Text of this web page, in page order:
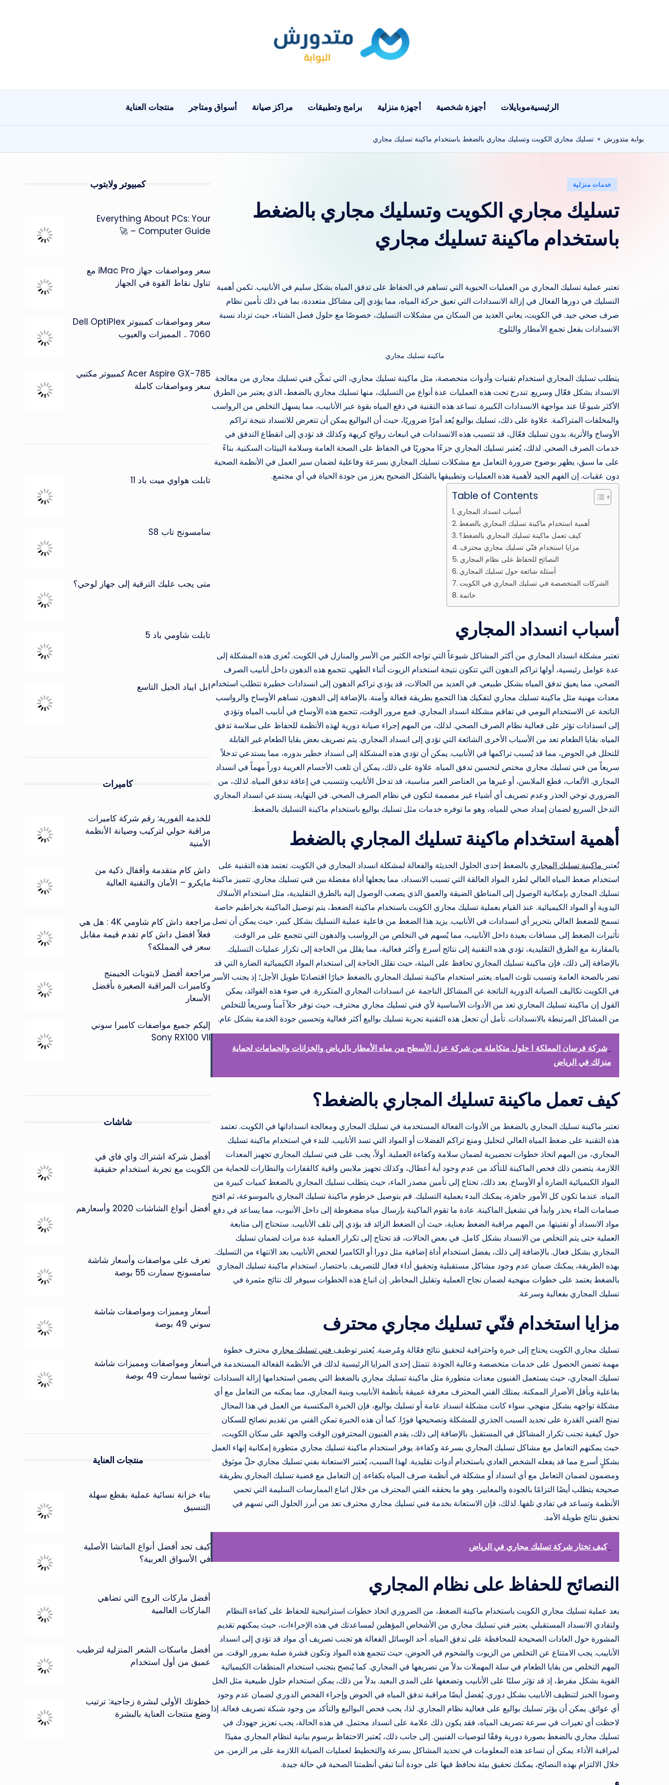
بوا
دو
ش
تعرف
المنزلية
والموبايلات
الرئيسيةموبايلات أجهزة شخصية أجهزة منزلية برامج وتطبيقات مراكز صيانة أسواق ومتاجر منتجات العناية
بوابة متدورش » تسليك مجاري الكويت وتسليك مجاري بالضغط باستخدام ماكينة تسليك مجاري
نُشرخدمات منزلية
تسليك مجاري الكويت وتسليك مجاري بالضغط
باستخدام ماكينة تسليك مجاري
تعتبر عملية تسليك المجاري من العمليات الحيوية التي تساهم في الحفاظ على تدفق المياه بشكل سليم في الأنابيب. تكمن أهمية
التسليك في دورها الفعال في إزالة الانسدادات التي تعيق حركة المياه، مما يؤدي إلى مشاكل متعددة، بما في ذلك تأمين نظام
صرف صحي جيد. في الكويت، يعاني العديد من السكان من مشكلات التسليك، خصوصًا مع حلول فصل الشتاء، حيث تزداد نسبة
الانسدادات بفعل تجمع الأمطار والثلوج.
ماكينة تسليك مجاري
يتطلب تسليك المجاري استخدام تقنيات وأدوات متخصصة، مثل ماكينة تسليك مجاري، التي تمكّن فني تسليك مجاري من معالجة
الانسداد بشكل فعّال وسريع. تندرج تحت هذه العمليات عدة أنواع من التسليك، منها تسليك مجاري بالضغط، الذي يعتبر من الطرق
الأكثر شيوعًا عند مواجهة الانسدادات الكبيرة. تساعد هذه التقنية في دفع المياه بقوة عبر الأنابيب، مما يسهل التخلص من الرواسب
والمخلفات المتراكمة. علاوة على ذلك، تسليك بواليع يُعد أمرًا ضروريًا، حيث أن البواليع يمكن أن تتعرض للانسداد نتيجة تراكم
الأوساخ والأتربة. بدون تسليك فعّال، قد تتسبب هذه الانسدادات في انبعاث روائح كريهة وكذلك قد تؤدي إلى انقطاع التدفق في
خدمات الصرف الصحي. لذلك، يُعتبر تسليك المجاري جزءًا محوريًا في الحفاظ على الصحة العامة وسلامة البيئات السكنية. بناءً
على ما سبق، يظهر بوضوح ضرورة التعامل مع مشكلات تسليك المجاري بسرعة وفاعلية لضمان سير العمل في الأنظمة الصحية
دون عقبات. إن الفهم الجيد لأهمية هذه العمليات وتطبيقها بالشكل الصحيح يعزز من جودة الحياة في أي مجتمع.
Table of Contents
أسباب انسداد المجاري
أهمية استخدام ماكينة تسليك المجاري بالضغط
كيف تعمل ماكينة تسليك المجاري بالضغط؟
مزايا استخدام فنّي تسليك مجاري محترف
النصائح للحفاظ على نظام المجاري
أسئلة شائعة حول تسليك المجاري
الشركات المتخصصة في تسليك المجاري في الكويت
خاتمة
أسباب انسداد المجاري
تعتبر مشكلة انسداد المجاري من أكثر المشاكل شيوعاً التي تواجه الكثير من الأسر والمنازل في الكويت. تُعزى هذه المشكلة إلى
عدة عوامل رئيسية، أولها تراكم الدهون التي تتكون نتيجة استخدام الزيوت أثناء الطهي. تتجمع هذه الدهون داخل أنابيب الصرف
الصحي، مما يعيق تدفق المياه بشكل طبيعي. في العديد من الحالات، قد يؤدي تراكم الدهون إلى انسدادات خطيرة تتطلب استخدام
معدات مهنية مثل ماكينة تسليك مجاري لتفكيك هذا التجمع بطريقة فعالة وآمنة. بالإضافة إلى الدهون، تساهم الأوساخ والرواسب
الناتجة عن الاستخدام اليومي في تفاقم مشكلة انسداد المجاري. فمع مرور الوقت، تتجمع هذه الأوساخ في أنابيب المياه وتؤدي
إلى انسدادات تؤثر على فعالية نظام الصرف الصحي. لذلك، من المهم إجراء صيانة دورية لهذه الأنظمة للحفاظ على سلاسة تدفق
المياه. بقايا الطعام تعد من الأسباب الأخرى الشائعة التي تؤدي إلى انسداد المجاري. يتم تصريف بعض بقايا الطعام غير القابلة
للتحلل في الحوض، مما قد يُسبب تراكمها في الأنابيب. يمكن أن تؤدي هذه المشكلة إلى انسداد خطير بدوره، مما يستدعي تدخلاً
سريعاً من فني تسليك مجاري مختص لتحسين تدفق المياه. علاوة على ذلك، يمكن أن تلعب الأجسام الغريبة دوراً مهماً في انسداد
المجاري. الألعاب، قطع الملابس، أو غيرها من العناصر الغير مناسبة، قد تدخل الأنابيب وتتسبب في إعاقة تدفق المياه. لذلك، من
الضروري توخي الحذر وعدم تصريف أي أشياء غير مصممة لتكون في نظام الصرف الصحي. في النهاية، يستدعي انسداد المجاري
التدخل السريع لضمان إمداد صحي للمياه، وهو ما توفره خدمات مثل تسليك بواليع باستخدام ماكينة التسليك بالضغط.
أهمية استخدام ماكينة تسليك المجاري بالضغط
تُعتبر ماكينة تسليك المجاري بالضغط إحدى الحلول الحديثة والفعالة لمشكلة انسداد المجاري في الكويت. تعتمد هذه التقنية على
استخدام ضغط المياه العالي لطرد المواد العالقة التي تسبب الانسداد، مما يجعلها أداة مفضلة بين فني تسليك مجاري. تتميز ماكينة
تسليك المجاري بإمكانية الوصول إلى المناطق الضيقة والعمق الذي يصعب الوصول إليه بالطرق التقليدية، مثل استخدام الأسلاك
اليدوية أو المواد الكيميائية. عند القيام بعملية تسليك مجاري الكويت باستخدام ماكينة الضغط، يتم توصيل الماكينة بخراطيم خاصة
تسمح للضغط العالي بتحرير أي انسدادات في الأنابيب. يزيد هذا الضغط من فاعلية عملية التسليك بشكل كبير، حيث يمكن أن تصل
تأثيرات الضغط إلى مسافات بعيدة داخل الأنابيب، مما يُسهم في التخلص من الرواسب والدهون التي تتجمع على مر الوقت.
بالمقارنة مع الطرق التقليدية، تؤدي هذه التقنية إلى نتائج أسرع وأكثر فعالية، مما يقلل من الحاجة إلى تكرار عمليات التسليك.
بالإضافة إلى ذلك، فإن ماكينة تسليك المجاري تحافظ على البيئة، حيث تقلل الحاجة إلى استخدام المواد الكيميائية الضارة التي قد
تضر بالصحة العامة وتسبب تلوث المياه. يعتبر استخدام ماكينة تسليك المجاري بالضغط خيارًا اقتصاديًا طويل الأجل؛ إذ يجنب الأسر
في الكويت تكاليف الصيانة الدورية الناتجة عن المشاكل الناجمة عن انسدادات المجاري المتكررة. في ضوء هذه الفوائد، يمكن
القول إن ماكينة تسليك المجاري تعد من الأدوات الأساسية لأي فني تسليك مجاري محترف، حيث توفر حلاً آمناً وسريعاً للتخلص
من المشاكل المرتبطة بالانسدادات. تأمل أن تجعل هذه التقنية تجربة تسليك بواليع أكثر فعالية وتحسين جودة الخدمة بشكل عام.
شركة فرسان المملكة | حلول متكاملة من شركة عزل الأسطح من مياه الأمطار بالرياض والخزانات والحمامات لحماية
منزلك في الرياض
كيف تعمل ماكينة تسليك المجاري بالضغط؟
تعتبر ماكينة تسليك المجاري بالضغط من الأدوات الفعالة المستخدمة في تسليك المجاري ومعالجة انسداداتها في الكويت. تعتمد
هذه التقنية على ضغط المياه العالي لتحليل ومنع تراكم الفضلات أو المواد التي تسد الأنابيب. للبدء في استخدام ماكينة تسليك
المجاري، من المهم اتخاذ خطوات تحضيرية لضمان سلامة وكفاءة العملية. أولاً، يجب على فني تسليك المجاري تجهيز المعدات
اللازمة. يتضمن ذلك فحص الماكينة للتأكد من عدم وجود أية أعطال، وكذلك تجهيز ملابس واقية كالقفازات والنظارات للحماية من
المواد الكيميائية الضارة أو الأوساخ. بعد ذلك، تحتاج إلى تأمين مصدر الماء، حيث يتطلب تسليك المجاري بالضغط كميات كبيرة من
المياه. عندما تكون كل الأمور جاهزة، يمكنك البدء بعملية التسليك. قم بتوصيل خرطوم ماكينة تسليك المجاري بالموسوعة، ثم افتح
صمامات الماء بحذر وابدأ في تشغيل الماكينة. عادة ما تقوم الماكينة بإرسال مياه مضغوطة إلى داخل الأنبوب، مما يساعد في دفع
مواد الانسداد أو تفتيتها. من المهم مراقبة الضغط بعناية، حيث أن الضغط الزائد قد يؤدي إلى تلف الأنابيب. ستحتاج إلى متابعة
العملية حتى يتم التخلص من الانسداد بشكل كامل. في بعض الحالات، قد تحتاج إلى تكرار العملية عدة مرات لضمان تسليك
المجاري بشكل فعال. بالإضافة إلى ذلك، يفضل استخدام أداة إضافية مثل دورا أو الكاميرا لفحص الأنابيب بعد الانتهاء من التسليك.
بهذه الطريقة، يمكنك ضمان عدم وجود مشاكل مستقبلية وتحقيق أداء فعال للتصريف. باختصار، استخدام ماكينة تسليك المجاري
بالضغط يعتمد على خطوات منهجية لضمان نجاح العملية وتقليل المخاطر. إن اتباع هذه الخطوات سيوفر لك نتائج مثمرة في
تسليك المجاري بفعالية وسرعة.
مزايا استخدام فنّي تسليك مجاري محترف
تسليك مجاري الكويت يحتاج إلى خبرة واحترافية لتحقيق نتائج فعّالة ومُرضية. يُعتبر توظيف فني تسليك مجاري محترف خطوة
مهمة تضمن الحصول على خدمات متخصصة وعالية الجودة. تتمثل إحدى المزايا الرئيسية لذلك في الأنظمة الفعالة المستخدمة في
تسليك المجاري، حيث يستعمل الفنيون معدات متطورة مثل ماكينة تسليك مجاري بالضغط التي يضمن استخدامها إزالة السدادات
بفاعلية وبأقل الأضرار الممكنة. يمتلك الفني المحترف معرفة عميقة بأنظمة الأنابيب وبنية المجاري، مما يمكنه من التعامل مع أي
مشكلة تواجهه بشكل منهجي. سواء كانت مشكلة انسداد عامة أو تسليك بواليع، فإن الخبرة المكتسبة من العمل في هذا المجال
تمنح الفني القدرة على تحديد السبب الجذري للمشكلة وتصحيحها فورًا. كما أن هذه الخبرة تمكن الفني من تقديم نصائح للسكان
حول كيفية تجنب تكرار المشاكل في المستقبل. بالإضافة إلى ذلك، يقدم الفنيون المحترفون الوقت والجهد على سكان الكويت،
حيث يمكنهم التعامل مع مشاكل تسليك المجاري بسرعة وكفاءة. يوفر استخدام ماكينة تسليك مجاري متطورة إمكانية إنهاء العمل
بشكلٍ أسرع مما قد يفعله الشخص العادي باستخدام أدوات تقليدية. لهذا السبب، يُعتبر الاستعانة بفني تسليك مجاري حلّ موثوق
ومضمون لضمان التعامل مع أي انسداد أو مشكلة في أنظمة صرف المياه بكفاءة. إن التعامل مع قضية تسليك المجاري بطريقة
صحيحة يتطلب أيضًا التزامًا بالجودة والمعايير، وهو ما يحققه الفني المحترف من خلال اتباع الممارسات السليمة التي تحمي
الأنظمة وتساعد في تفادي تلفها. لذلك، فإن الاستعانة بخدمة فني تسليك مجاري محترف تعد من أبرز الحلول التي تسهم في
تحقيق نتائج طويلة الأمد.
كيف تختار شركة تسليك مجاري في الرياض
النصائح للحفاظ على نظام المجاري
بعد عملية تسليك مجاري الكويت باستخدام ماكينة الضغط، من الضروري اتخاذ خطوات استراتيجية للحفاظ على كفاءة النظام
ولتفادي الانسداد المستقبلي. يعتبر فني تسليك مجاري من الأشخاص المؤهلين لمساعدتك في هذه الإجراءات، حيث يمكنهم تقديم
المشورة حول العادات الصحيحة للمحافظة على تدفق المياه. أحد الوسائل الفعالة هو تجنب تصريف أي مواد قد تؤدي إلى انسداد
الأنابيب. يجب الامتناع عن التخلص من الزيوت والشحوم في الحوض، حيث تتجمع هذه المواد وتكون قشرة صلبة بمرور الوقت. من
المهم التخلص من بقايا الطعام في سلة المهملات بدلاً من تصريفها في المجاري. كما يُنصح بتجنب استخدام المنظفات الكيميائية
القوية بشكل مفرط، إذ قد تؤثر سلبًا على الأنابيب وتضعفها على المدى البعيد. بدلاً من ذلك، يمكن استخدام حلول طبيعية مثل الخل
وصودا الخبز لتنظيف الأنابيب بشكل دوري. يُفضل أيضًا مراقبة تدفق المياه في الحوض وإجراء الفحص الدوري لضمان عدم وجود
أي عوائق. يمكن أن يؤثر تسليك بواليع على فعالية نظام المجاري. لذا، يجب فحص البواليع والتأكد من وجود شبكة تصريف فعالة. إذا
لاحظت أي تغيرات في سرعة تصريف المياه، فقد يكون ذلك علامة على انسداد محتمل. في هذه الحالة، يجب تعزيز جهودك في
تسليك مجاري بالضغط بصورة دورية وفقًا لتوصيات الفنيين. إلى جانب ذلك، يُعتبر الاحتفاظ برسوم بيانية لنظام المجاري مفيدًا
لمراقبة الأداء. يمكن أن تساعد هذه المعلومات في تحديد المشاكل بسرعة والتخطيط لعمليات الصيانة اللازمة على مر الزمن. من
خلال الالتزام بهذه النصائح، يمكنك تحقيق بيئة نحافظ فيها على جودة أننا تبقي أنظمتنا الصحية في حالة جيدة.
كمبيوتر ولابتوب
Everything About PCs: Your
Computer Guide – 🚀
سعر ومواصفات جهاز iMac Pro مع
تناول نقاط القوة في الجهاز
سعر ومواصفات كمبيوتر Dell OptiPlex
7060 .. المميزات والعيوب
Acer Aspire GX-785 كمبيوتر مكتبي
سعر ومواصفات كاملة
تابلت هواوي ميت باد 11
سامسونج تاب S8
متى يجب عليك الترقية إلى جهاز لوحي؟
تابلت شاومي باد 5
ابل ايباد الجيل التاسع
كاميرات
للخدمة الفورية: رقم شركة كاميرات
مراقبة حولي لتركيب وصيانة الأنظمة
الأمنية
داش كام متقدمة وأقفال ذكية من
مايكرو – الأمان والتقنية العالية
مراجعة داش كام شاومي 4K : هل هي
فعلاً افضل داش كام تقدم قيمة مقابل
سعر في المملكة؟
مراجعة أفضل لابتوبات الجيمنج
وكاميرات المراقبة الصغيرة بأفضل
الأسعار
إليكم جميع مواصفات كاميرا سوني
Sony RX100 VII
شاشات
أفضل شركة اشتراك واي فاي في
الكويت مع تجربة استخدام حقيقية
أفضل أنواع الشاشات 2020 وأسعارهم
تعرف على مواصفات وأسعار شاشة
سامسونج سمارت 55 بوصة
أسعار ومميزات ومواصفات شاشة
سوني 49 بوصة
أسعار ومواصفات ومميزات شاشة
توشيبا سمارت 49 بوصة
منتجات العناية
بناء خزانة نسائية عملية بقطع سهلة
التنسيق
كيف تجد أفضل أنواع الماتشا الأصلية
في الأسواق العربية؟
أفضل ماركات الروج التي تضاهي
الماركات العالمية
أفضل ماسكات الشعر المنزلية لترطيب
عميق من أول استخدام
خطوتك الأولى لبشرة زجاجية: ترتيب
وضع منتجات العناية بالبشرة